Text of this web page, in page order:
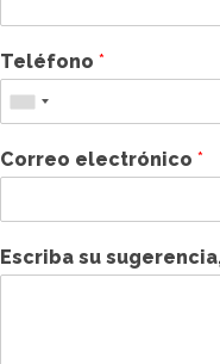
Teléfono *
Correo electrónico *
Escriba su